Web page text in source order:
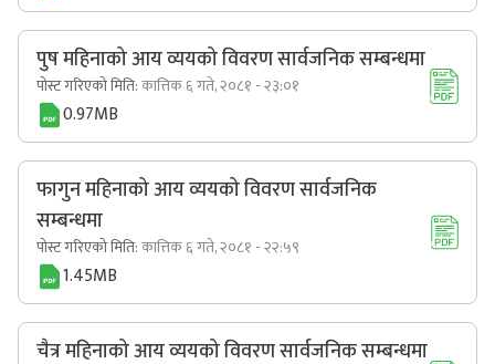
पुष महिनाको आय व्ययको विवरण सार्वजनिक सम्बन्धमा
पोस्ट गरिएको मिति:कात्तिक ६ गते, २०८१ - २३:०१
0.97MB
फागुन महिनाको आय व्ययको विवरण सार्वजनिक
सम्बन्धमा
पोस्ट गरिएको मिति:कात्तिक ६ गते, २०८१ - २२:५९
1.45MB
चैत्र महिनाको आय व्ययको विवरण सार्वजनिक सम्बन्धमा